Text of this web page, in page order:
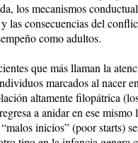
los mecanismos
las consecuencias del
como adultos.
que más llaman la
marcados al nacer
altamente filopátrica
a anidar en ese
inicios” (poor starts)